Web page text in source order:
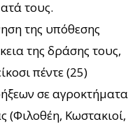
τους.
της υπόθεσης
της δράσης τους,
πέντε (25)
σε αγροκτήματα
(Φιλοθέη, Κωστακιοί,